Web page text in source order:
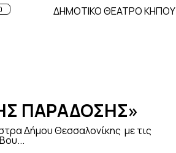
ΔΗΜΟΤΙΚΟ ΘΕΑΤΡΟ ΚΗΠΟΥ
ΠΑΡΑΔΟΣΗΣ»
Δήμου Θεσσαλονίκης με τις